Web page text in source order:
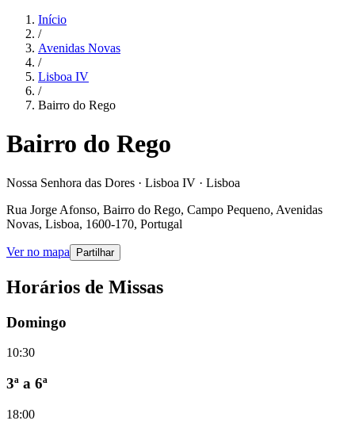
Início
/
Avenidas Novas
/
Lisboa IV
/
Bairro do Rego
Bairro do Rego
Nossa Senhora das Dores · Lisboa IV · Lisboa
Rua Jorge Afonso, Bairro do Rego, Campo Pequeno, Avenidas
Novas, Lisboa, 1600-170, Portugal
Ver no mapa Partilhar
Horários de Missas
Domingo
10:30
3ª a 6ª
18:00